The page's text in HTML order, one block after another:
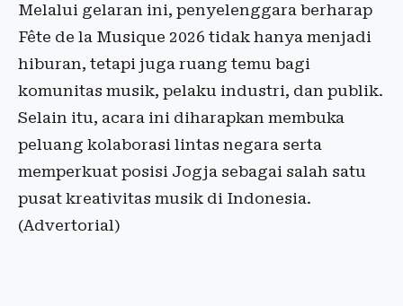
Melalui gelaran ini, penyelenggara berharap
Fête de la Musique 2026 tidak hanya menjadi
hiburan, tetapi juga ruang temu bagi
komunitas musik, pelaku industri, dan publik.
Selain itu, acara ini diharapkan membuka
peluang kolaborasi lintas negara serta
memperkuat posisi Jogja sebagai salah satu
pusat kreativitas musik di Indonesia.
(Advertorial)